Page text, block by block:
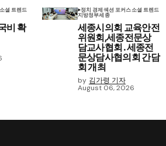
소셜 트렌드
비 확
정치 경제섹션 포커스소셜 트렌드
지방정부세종
세종시의회 교육안전
위원회,세종전문상
담교사협회․세종전
문상담사협의회 간담
회 개최
by 김가령 기자
August 06, 2026